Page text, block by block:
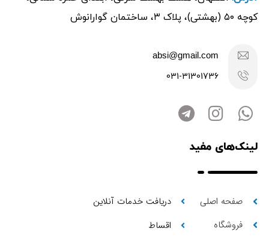
کوچه ۵۰ (بهشتی)، پلاک ۳، ساختمان گوارانوش
absi@gmail.com
031-31301736
لینک‌های مفید
صفحه اصلی
فروشگاه
دریافت خدمات آنلاین
اقساط